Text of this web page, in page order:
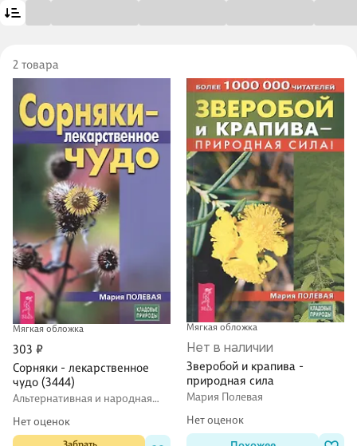
2 товара
Мягкая обложка
303 ₽
Сорняки - лекарственное
чудо (3444)
Альтернативная и народная
Нет оценок
Мягкая обложка
Нет в наличии
Зверобой и крапива -
природная сила
Мария Полевая
Нет оценок